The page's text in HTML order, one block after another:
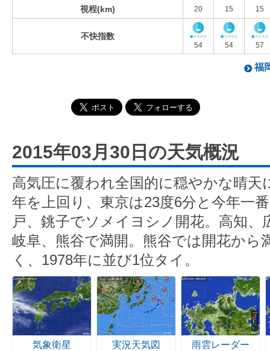
視程(km) 20 15 15
不快指数
54 54 57
福
2015年03月30日の天気概況
高気圧に覆われ全国的に穏やかな晴天
年を上回り、東京は23度6分と今年一
戸、銚子でソメイヨシノ開花。高知、
岐阜、熊谷で満開。熊谷では開花から
く、1978年に並び1位タイ。
気象衛星 実況天気図 雨雲レーダー